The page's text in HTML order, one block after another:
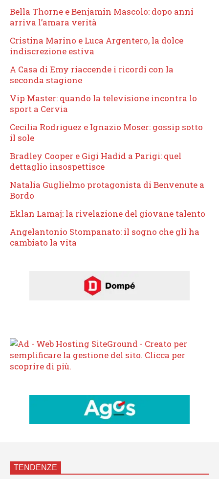
Bella Thorne e Benjamin Mascolo: dopo anni
arriva l’amara verità
Cristina Marino e Luca Argentero, la dolce
indiscrezione estiva
A Casa di Emy riaccende i ricordi con la
seconda stagione
Vip Master: quando la televisione incontra lo
sport a Cervia
Cecilia Rodriguez e Ignazio Moser: gossip sotto
il sole
Bradley Cooper e Gigi Hadid a Parigi: quel
dettaglio insospettisce
Natalia Guglielmo protagonista di Benvenute a
Bordo
Eklan Lamaj: la rivelazione del giovane talento
Angelantonio Stompanato: il sogno che gli ha
cambiato la vita
TENDENZE